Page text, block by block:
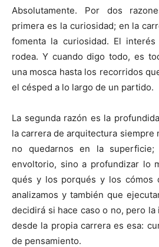
Absolutamente. Por dos
primera es la curiosidad; en la
fomenta la curiosidad. El
rodea. Y cuando digo todo, es
una mosca hasta los recorridos
el césped a lo largo de un partido.
La segunda razón es la
la carrera de arquitectura siempre
no quedarnos en la
envoltorio, sino a profundizar lo
qués y los porqués y los cómos
analizamos y también que
decidirá si hace caso o no, pero
desde la propia carrera es esa:
de pensamiento.